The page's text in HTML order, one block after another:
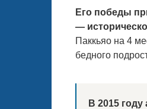
Его победы
—
Паккьяо на 4
бедного
В 2015